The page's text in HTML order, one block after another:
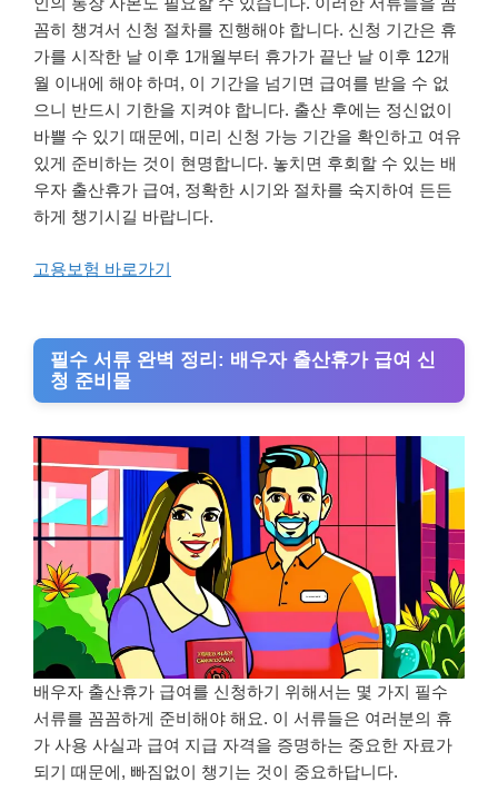
꼼히 챙겨서 신청 절차를 진행해야 합니다. 신청 기간은 휴
가를 시작한 날 이후 1개월부터 휴가가 끝난 날 이후 12개
월 이내에 해야 하며, 이 기간을 넘기면 급여를 받을 수 없
으니 반드시 기한을 지켜야 합니다. 출산 후에는 정신없이
바쁠 수 있기 때문에, 미리 신청 가능 기간을 확인하고 여유
있게 준비하는 것이 현명합니다. 놓치면 후회할 수 있는 배
우자 출산휴가 급여, 정확한 시기와 절차를 숙지하여 든든
하게 챙기시길 바랍니다.
고용보험 바로가기
필수 서류 완벽 정리: 배우자 출산휴가 급여 신
청 준비물
배우자 출산휴가 급여를 신청하기 위해서는 몇 가지 필수
서류를 꼼꼼하게 준비해야 해요. 이 서류들은 여러분의 휴
가 사용 사실과 급여 지급 자격을 증명하는 중요한 자료가
되기 때문에, 빠짐없이 챙기는 것이 중요하답니다.